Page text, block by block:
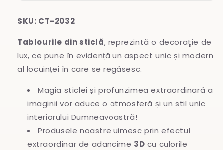
SKU: CT-2032
Tablourile din sticlă, reprezintă o decoraţie de
lux, ce pune în evidență un aspect unic și modern
al locuinței în care se regăsesc.
Magia sticlei și profunzimea extraordinară a
imaginii vor aduce o atmosferă și un stil unic
interiorului Dumneavoastră!
Produsele noastre uimesc prin efectul
extraordinar de adancime 3D cu culorile